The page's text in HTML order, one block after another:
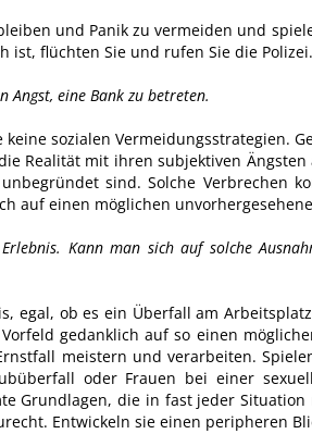
und Panik zu vermeiden und
ist, flüchten Sie und rufen Sie die Polizei.
Angst, eine Bank zu betreten.
sozialen Vermeidungsstrategien.
Realität mit ihren subjektiven
sind. Solche Verbrechen
auf einen möglichen
Kann man sich auf solche
egal, ob es ein Überfall am
gedanklich auf so einen
meistern und verarbeiten.
oder Frauen bei einer
Grundlagen, die in fast jeder Situation
Entwickeln sie einen peripheren